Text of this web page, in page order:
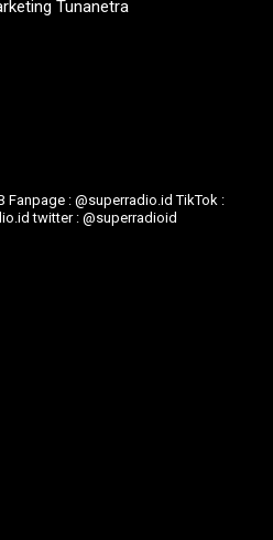
Tunanetra
Fanpage : @superradio.id TikTok :
twitter : @superradioid